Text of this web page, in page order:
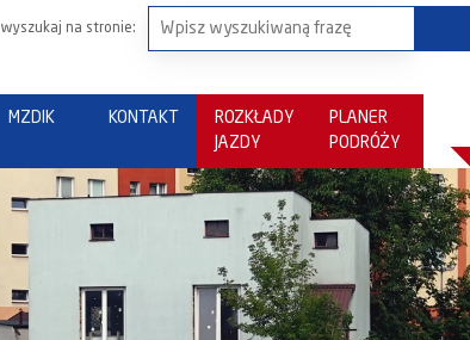
MZDIK KONTAKT
ROZKŁADY
JAZDY
PLANER
PODRÓŻY
wyszukaj na stronie: